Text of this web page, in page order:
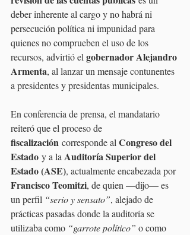
deber inherente al cargo y no habrá ni
persecución política ni impunidad para
quienes no comprueben el uso de los
recursos, advirtió el gobernador Alejandro
Armenta, al lanzar un mensaje contunentes
a presidentes y presidentas municipales.
En conferencia de prensa, el mandatario
reiteró que el proceso de
fiscalización corresponde al Congreso del
Estado y a la Auditoría Superior del
Estado (ASE), actualmente encabezada por
Francisco Teomitzi, de quien —dijo— es
un perfil “serio y sensato”, alejado de
prácticas pasadas donde la auditoría se
utilizaba como “garrote político” o como